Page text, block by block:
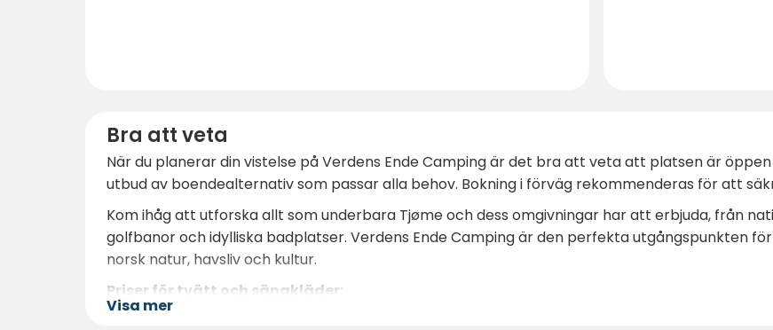
Bra att veta
När du planerar din vistelse på Verdens Ende Camping är det bra att veta att platsen är
utbud av boendealternativ som passar alla behov. Bokning i förväg rekommenderas för att
Kom ihåg att utforska allt som underbara Tjøme och dess omgivningar har att erbjuda, från
golfbanor och idylliska badplatser. Verdens Ende Camping är den perfekta utgångspunkten
norsk natur, havsliv och kultur.
Priser för tvätt och sängkläder:
Visa mer